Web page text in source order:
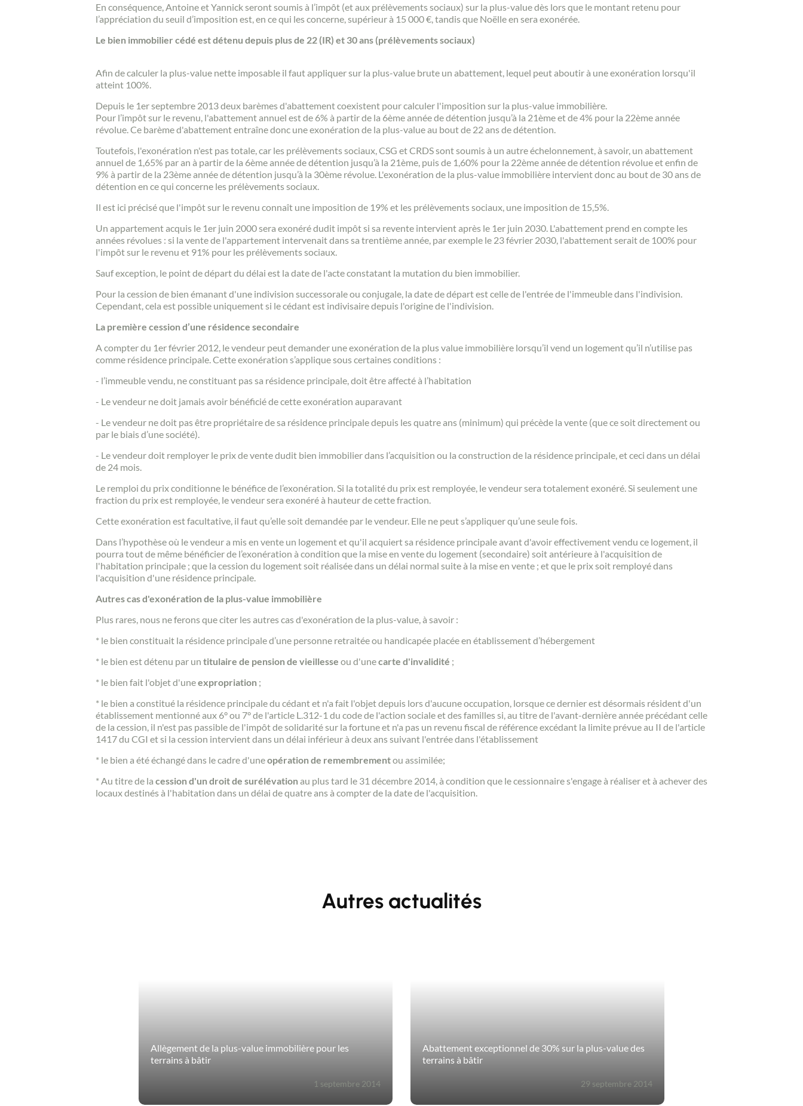
Contacter un conseiller
Recrutement
Actualités
Guides
Contact
En conséquence, Antoine et Yannick seront soumis à l’impôt (et aux prélèvements sociaux) sur la plus-value dès lors que le montant retenu pour
l’appréciation du seuil d’imposition est, en ce qui les concerne, supérieur à 15 000 €, tandis que Noëlle en sera exonérée.
Le bien immobilier cédé est détenu depuis plus de 22 (IR) et 30 ans (prélèvements sociaux)
Afin de calculer la plus-value nette imposable il faut appliquer sur la plus-value brute un abattement, lequel peut aboutir à une exonération lorsqu'il
atteint 100%.
Depuis le 1er septembre 2013 deux barèmes d'abattement coexistent pour calculer l'imposition sur la plus-value immobilière.
Pour l’impôt sur le revenu, l'abattement annuel est de 6% à partir de la 6ème année de détention jusqu’à la 21ème et de 4% pour la 22ème année
révolue. Ce barème d'abattement entraîne donc une exonération de la plus-value au bout de 22 ans de détention.
Toutefois, l'exonération n'est pas totale, car les prélèvements sociaux, CSG et CRDS sont soumis à un autre échelonnement, à savoir, un abattement
annuel de 1,65% par an à partir de la 6ème année de détention jusqu’à la 21ème, puis de 1,60% pour la 22ème année de détention révolue et enfin de
9% à partir de la 23ème année de détention jusqu’à la 30ème révolue. L'exonération de la plus-value immobilière intervient donc au bout de 30 ans de
détention en ce qui concerne les prélèvements sociaux.
Il est ici précisé que l'impôt sur le revenu connaît une imposition de 19% et les prélèvements sociaux, une imposition de 15,5%.
Un appartement acquis le 1er juin 2000 sera exonéré dudit impôt si sa revente intervient après le 1er juin 2030. L'abattement prend en compte les
années révolues : si la vente de l'appartement intervenait dans sa trentième année, par exemple le 23 février 2030, l'abattement serait de 100% pour
l'impôt sur le revenu et 91% pour les prélèvements sociaux.
Sauf exception, le point de départ du délai est la date de l'acte constatant la mutation du bien immobilier.
Pour la cession de bien émanant d'une indivision successorale ou conjugale, la date de départ est celle de l'entrée de l'immeuble dans l'indivision.
Cependant, cela est possible uniquement si le cédant est indivisaire depuis l'origine de l'indivision.
La première cession d’une résidence secondaire
A compter du 1er février 2012, le vendeur peut demander une exonération de la plus value immobilière lorsqu’il vend un logement qu’il n’utilise pas
comme résidence principale. Cette exonération s’applique sous certaines conditions :
- l’immeuble vendu, ne constituant pas sa résidence principale, doit être affecté à l’habitation
- Le vendeur ne doit jamais avoir bénéficié de cette exonération auparavant
- Le vendeur ne doit pas être propriétaire de sa résidence principale depuis les quatre ans (minimum) qui précède la vente (que ce soit directement ou
par le biais d’une société).
- Le vendeur doit remployer le prix de vente dudit bien immobilier dans l’acquisition ou la construction de la résidence principale, et ceci dans un délai
de 24 mois.
Le remploi du prix conditionne le bénéfice de l’exonération. Si la totalité du prix est remployée, le vendeur sera totalement exonéré. Si seulement une
fraction du prix est remployée, le vendeur sera exonéré à hauteur de cette fraction.
Cette exonération est facultative, il faut qu’elle soit demandée par le vendeur. Elle ne peut s’appliquer qu’une seule fois.
Dans l’hypothèse où le vendeur a mis en vente un logement et qu'il acquiert sa résidence principale avant d'avoir effectivement vendu ce logement, il
pourra tout de même bénéficier de l’exonération à condition que la mise en vente du logement (secondaire) soit antérieure à l'acquisition de
l'habitation principale ; que la cession du logement soit réalisée dans un délai normal suite à la mise en vente ; et que le prix soit remployé dans
l'acquisition d'une résidence principale.
Autres cas d'exonération de la plus-value immobilière
Plus rares, nous ne ferons que citer les autres cas d'exonération de la plus-value, à savoir :
* le bien constituait la résidence principale d’une personne retraitée ou handicapée placée en établissement d’hébergement
* le bien est détenu par un titulaire de pension de vieillesse ou d'unecarte d'invalidité ;
* le bien fait l'objet d'uneexpropriation ;
* le bien a constitué la résidence principale du cédant et n'a fait l'objet depuis lors d'aucune occupation, lorsque ce dernier est désormais résident d'un
établissement mentionné aux 6° ou 7° de l'article L.312-1 du code de l'action sociale et des familles si, au titre de l'avant-dernière année précédant celle
de la cession, il n'est pas passible de l'impôt de solidarité sur la fortune et n'a pas un revenu fiscal de référence excédant la limite prévue au II de l'article
1417 du CGI et si la cession intervient dans un délai inférieur à deux ans suivant l'entrée dans l'établissement
* le bien a été échangé dans le cadre d'uneopération de remembrementou assimilée;
* Au titre de la cession d'un droit de surélévationau plus tard le 31 décembre 2014, à condition que le cessionnaire s'engage à réaliser et à achever des
locaux destinés à l'habitation dans un délai de quatre ans à compter de la date de l'acquisition.
Autres actualités
Allègement de la plus-value immobilière pour les
terrains à bâtir
1 septembre 2014
Abattement exceptionnel de 30% sur la plus-value des
terrains à bâtir
29 septembre 2014